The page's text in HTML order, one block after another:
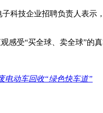
科技企业招聘负责人表
感受“买全球、卖全球”的真
电动车回收“绿色快车道”